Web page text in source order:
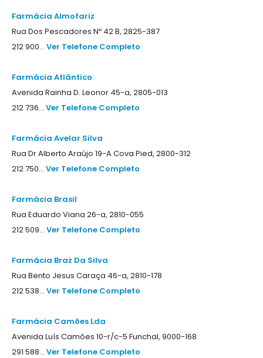
Farmácia Almofariz
Rua Dos Pescadores Nº 42 B, 2825-387
212 900... Ver Telefone Completo
Farmácia Atlântico
Avenida Rainha D. Leonor 45-a, 2805-013
212 736... Ver Telefone Completo
Farmácia Avelar Silva
Rua Dr Alberto Araújo 19-A Cova Pied, 2800-312
212 750... Ver Telefone Completo
Farmácia Brasil
Rua Eduardo Viana 26-a, 2810-055
212 509... Ver Telefone Completo
Farmácia Braz Da Silva
Rua Bento Jesus Caraça 46-a, 2810-178
212 538... Ver Telefone Completo
Farmácia Camões Lda
Avenida Luís Camões 10-r/c-5 Funchal, 9000-168
291 588... Ver Telefone Completo